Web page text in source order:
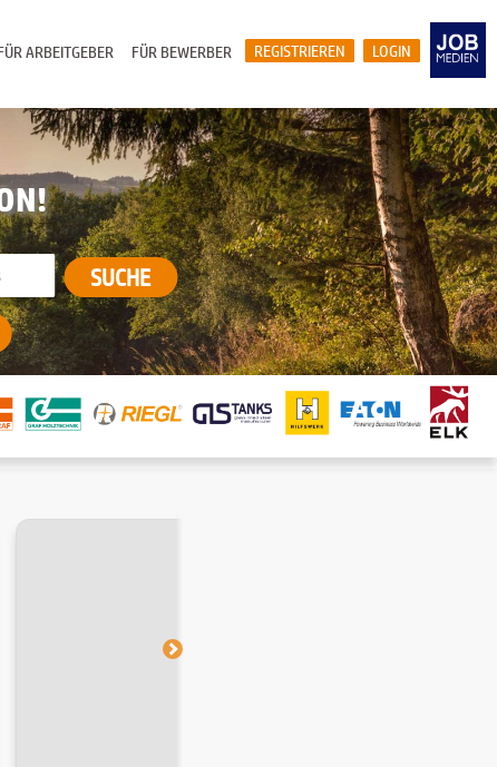
LOGIN
REGISTRIEREN
FÜR BEWERBER
ARBEITGEBER
SUCHE